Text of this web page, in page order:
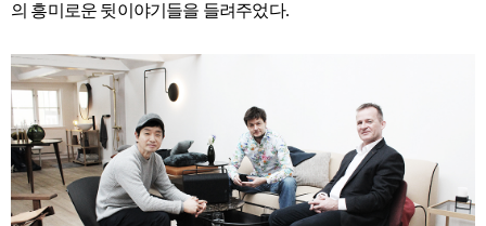
의 흥미로운 뒷이야기들을 들려주었다.